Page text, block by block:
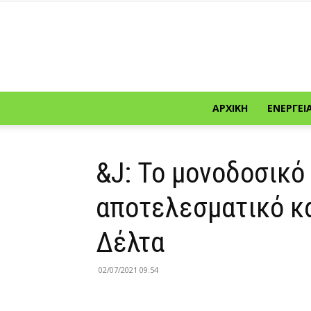
ΑΡΧΙΚΉ
&J: Το μονοδοσικό
αποτελεσματικό
Δέλτα
02/07/2021 09:54